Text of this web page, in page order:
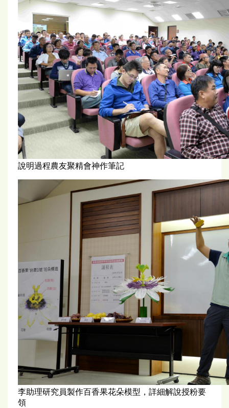
說明過程農友聚精會神作筆記
李助理研究員製作百香果花朵模型，詳細解說授粉要
領